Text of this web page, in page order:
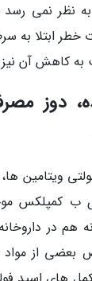
نظر نمی رسد
خطر ابتلا به
کاهش آن نیز
دوز
ویتامین
ب کمپلکس
هم در
از مواد